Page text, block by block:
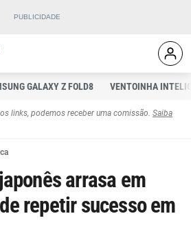
GALAXY Z FOLD8 VENTOINHA
links, podemos receber uma comissão. Saiba
arrasa em
repetir sucesso em